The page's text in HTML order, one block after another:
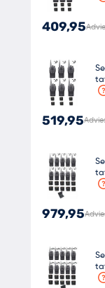
409,95
519,95
979,95